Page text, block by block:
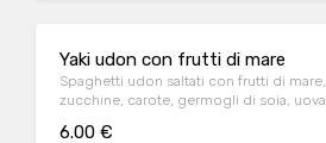
Yaki udon con frutti di mare
Spaghetti udon saltati con frutti di mare,
zucchine, carote, germogli di soia, uova
6.00 €